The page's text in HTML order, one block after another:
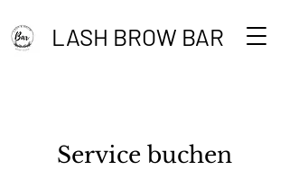
LASH BROW BAR
Service buchen